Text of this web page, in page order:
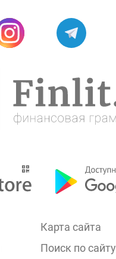
Карта сайта
Поиск по сайту